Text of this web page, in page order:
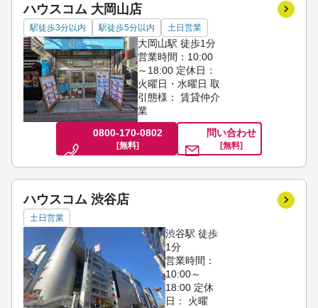
ハウスコム 大岡山店
駅徒歩3分以内 駅徒歩5分以内 土日営業
大岡山駅 徒歩1分
営業時間：10:00
～18:00 定休日：
火曜日・水曜日 取
引態様： 賃貸仲介
業
0800-170-0802
[無料]
問い合わせ
[無料]
ハウスコム 渋谷店
土日営業
渋谷駅 徒歩
1分
営業時間：
10:00～
18:00 定休
日： 火曜